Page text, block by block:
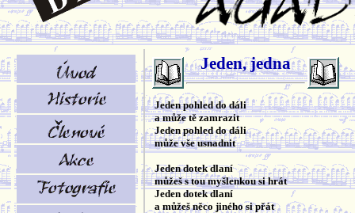
Jeden, jedna
Jeden pohled do dáli
a může tě zamrazit
Jeden pohled do dáli
může vše usnadnit
Jeden dotek dlaní
můžeš s tou myšlenkou si hrát
Jeden dotek dlaní
a můžeš něco jiného si přát